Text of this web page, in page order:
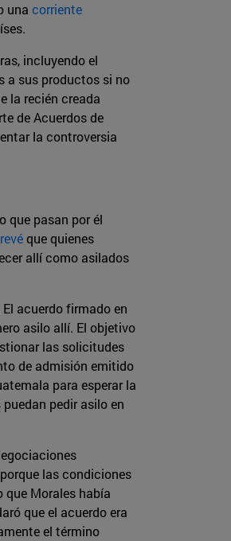
una corriente
incluyendo el
a sus productos si no
la recién creada
de Acuerdos de
la controversia
que pasan por él
que quienes
allí como asilados
acuerdo firmado en
asilo allí. El objetivo
las solicitudes
de admisión emitido
para esperar la
pedir asilo en
las condiciones
que Morales había
que el acuerdo era
el término